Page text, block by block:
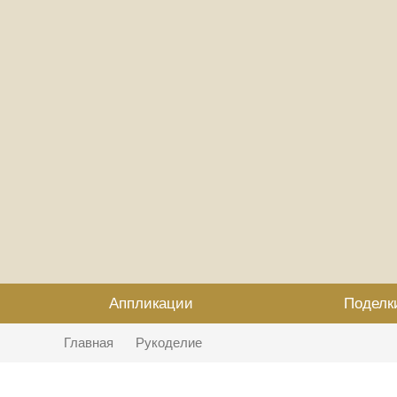
Аппликации
Главная Рукоделие